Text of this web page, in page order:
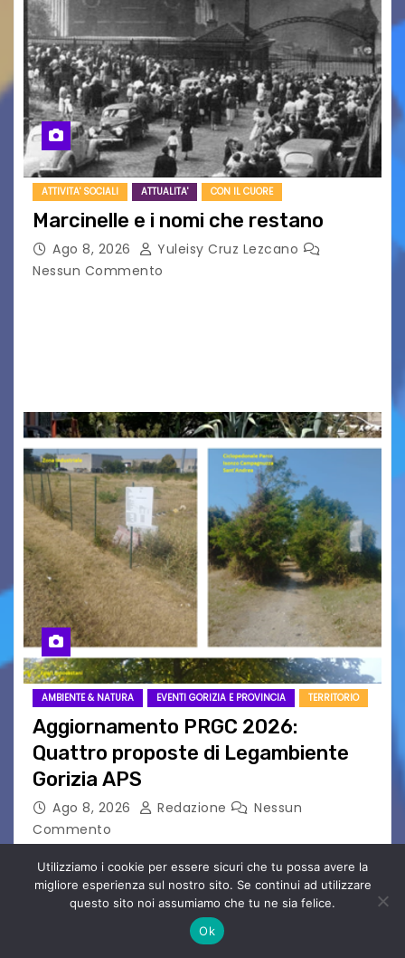
ATTIVITA' SOCIALI ATTUALITA' CON IL CUORE
Marcinelle e i nomi che restano
Ago 8, 2026
Yuleisy Cruz Lezcano
Nessun Commento
AMBIENTE & NATURA EVENTI GORIZIA E PROVINCIA TERRITORIO
Aggiornamento PRGC 2026:
Quattro proposte di Legambiente
Gorizia APS
Ago 8, 2026 Redazione
Nessun
Commento
osservazioni al PRGC di Gorizia in fase di
aggiornamento. Le 4 proposte di Legambiente
Gorizia APS In occasione dell’aggiornamento
Utilizziamo i cookie per essere sicuri che tu possa avere la
migliore esperienza sul nostro sito. Se continui ad utilizzare
questo sito noi assumiamo che tu ne sia felice.
Ok